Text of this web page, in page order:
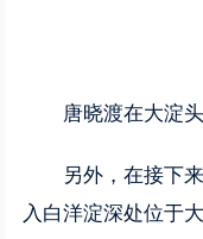
唐晓渡在大淀
另外，在接下
入白洋淀深处位于